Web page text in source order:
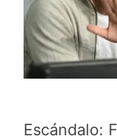
Escándalo: